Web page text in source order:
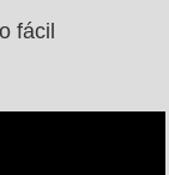
fácil